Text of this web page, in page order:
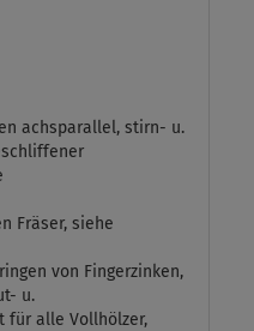
achsparallel, stirn- u.
Fräser, siehe
von Fingerzinken,
u.
für alle Vollhölzer,